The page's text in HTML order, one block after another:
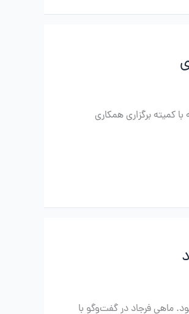
کمیته برگزاری همکاری
۲۹ سپتامبر تا یک اکتبر در برلین برگزار می‌شود. ماهی فرجاد در گفت‌وگو با